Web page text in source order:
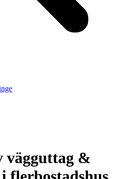
vägguttag &